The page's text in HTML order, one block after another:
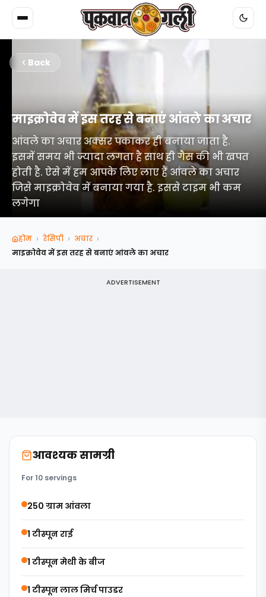
Back
माइक्रोवेव में इस तरह से बनाएं आंवले का अचार
आंवले का अचार अक्सर पकाकर ही बनाया जाता है.
इसमें समय भी ज्यादा लगता है साथ ही गैस की भी खपत
होती है. ऐसे में हम आपके लिए लाए हैं आंवले का अचार
जिसे माइक्रोवेव में बनाया गया है. इससे टाइम भी कम
लगेगा
होम › रेसिपी › अचार ›
माइक्रोवेव में इस तरह से बनाएं आंवले का अचार
ADVERTISEMENT
आवश्यक सामग्री
For 10 servings
250 ग्राम आंवला
1 टीस्पून राई
1 टीस्पून मेथी के बीज
1 टीस्पून लाल मिर्च पाउडर